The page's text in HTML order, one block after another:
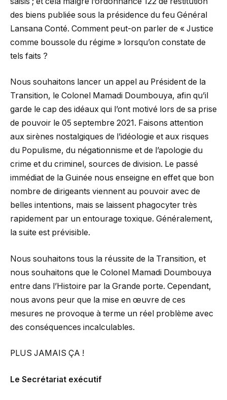
des biens publiée sous la présidence du feu Général
Lansana Conté. Comment peut-on parler de « Justice
comme boussole du régime » lorsqu’on constate de
tels faits ?
Nous souhaitons lancer un appel au Président de la
Transition, le Colonel Mamadi Doumbouya, afin qu’il
garde le cap des idéaux qui l’ont motivé lors de sa prise
de pouvoir le 05 septembre 2021. Faisons attention
aux sirènes nostalgiques de l’idéologie et aux risques
du Populisme, du négationnisme et de l’apologie du
crime et du criminel, sources de division. Le passé
immédiat de la Guinée nous enseigne en effet que bon
nombre de dirigeants viennent au pouvoir avec de
belles intentions, mais se laissent phagocyter très
rapidement par un entourage toxique. Généralement,
la suite est prévisible.
Nous souhaitons tous la réussite de la Transition, et
nous souhaitons que le Colonel Mamadi Doumbouya
entre dans l’Histoire par la Grande porte. Cependant,
nous avons peur que la mise en œuvre de ces
mesures ne provoque à terme un réel problème avec
des conséquences incalculables.
PLUS JAMAIS ÇA !
Le Secrétariat exécutif